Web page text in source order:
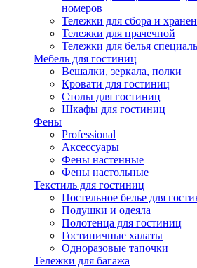
номеров
Тележки для сбора и
Тележки для прачечной
Тележки для белья
Мебель для гостиниц
Вешалки, зеркала, полки
Кровати для гостиниц
Столы для гостиниц
Шкафы для гостиниц
Фены
Professional
Аксессуары
Фены настенные
Фены настольные
Текстиль для гостиниц
Постельное белье для
Подушки и одеяла
Полотенца для гостиниц
Гостиничные халаты
Одноразовые тапочки
Тележки для багажа